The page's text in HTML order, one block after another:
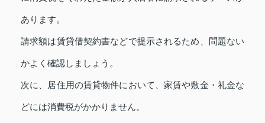
あります。
請求額は賃貸借契約書などで提示されるため、問題ない
かよく確認しましょう。
次に、居住用の賃貸物件において、家賃や敷金・礼金な
どには消費税がかかりません。